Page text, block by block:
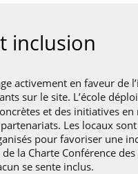
inclusion
activement en faveur
sur le site. L’école
et des initiatives
Les locaux
pour favoriser une
de la Charte Conférence
se sente inclus.